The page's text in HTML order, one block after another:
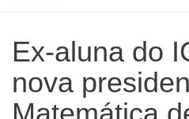
Ex-aluna do
nova